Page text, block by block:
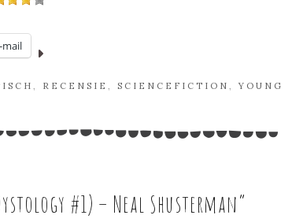
mail
, RECENSIE , SCIENCEFICTION ,YOUNG
#1) – Neal Shusterman”